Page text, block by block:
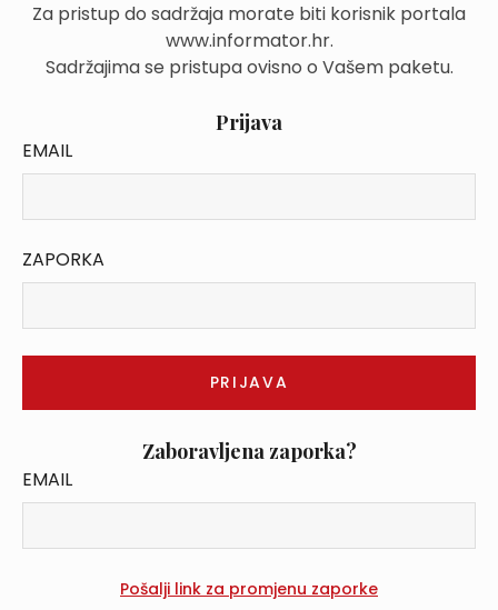
Za pristup do sadržaja morate biti korisnik portala
www.informator.hr.
Sadržajima se pristupa ovisno o Vašem paketu.
Prijava
EMAIL
ZAPORKA
Zaboravljena zaporka?
EMAIL